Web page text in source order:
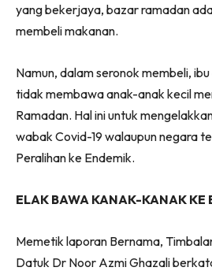
yang bekerjaya, bazar ramadan
membeli makanan.
Namun, dalam seronok membeli,
tidak membawa anak-anak kecil
Ramadan. Hal ini untuk
wabak Covid-19 walaupun negara
Peralihan ke Endemik.
ELAK BAWA KANAK-KANAK KE
Memetik laporan Bernama,
Datuk Dr Noor Azmi Ghazali